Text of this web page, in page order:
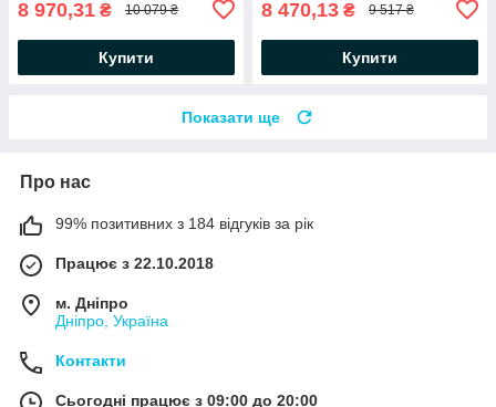
8 970,31 ₴ 10 079 ₴
Купити
8 470,13 ₴ 9 517 ₴
Купити
Показати ще
Про нас
99% позитивних з 184 відгуків за рік
Працює з 22.10.2018
м. Дніпро
Дніпро, Україна
Контакти
Сьогодні працює з 09:00 до 20:00